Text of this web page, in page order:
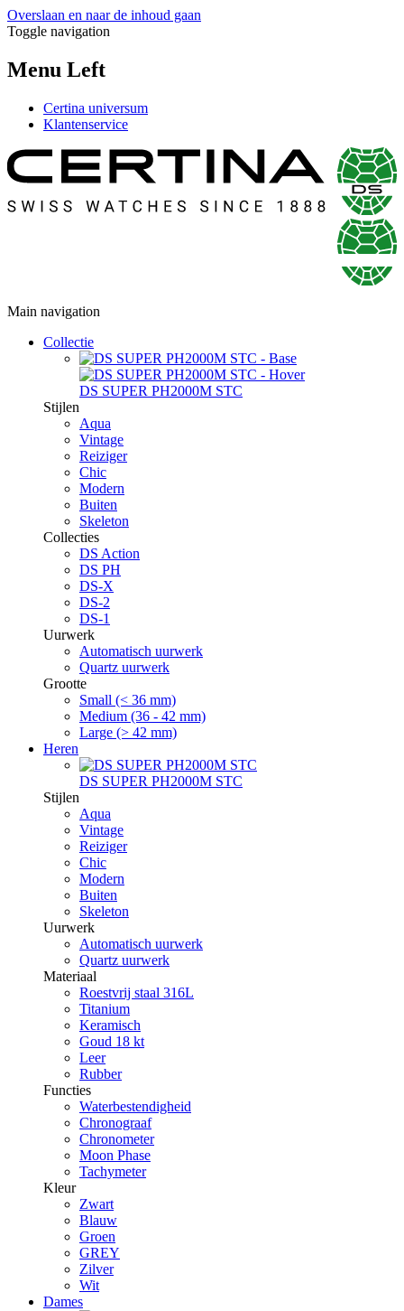
Overslaan en naar de inhoud gaan
Toggle navigation
Menu Left
Certina universum
Klantenservice
Main navigation
Collectie
DS SUPER PH2000M STC
Stijlen
Aqua
Vintage
Reiziger
Chic
Modern
Buiten
Skeleton
Collecties
DS Action
DS PH
DS-X
DS-2
DS-1
Uurwerk
Automatisch uurwerk
Quartz uurwerk
Grootte
Small (< 36 mm)
Medium (36 - 42 mm)
Large (> 42 mm)
Heren
DS SUPER PH2000M STC
Stijlen
Aqua
Vintage
Reiziger
Chic
Modern
Buiten
Skeleton
Uurwerk
Automatisch uurwerk
Quartz uurwerk
Materiaal
Roestvrij staal 316L
Titanium
Keramisch
Goud 18 kt
Leer
Rubber
Functies
Waterbestendigheid
Chronograaf
Chronometer
Moon Phase
Tachymeter
Kleur
Zwart
Blauw
Groen
GREY
Zilver
Wit
Dames